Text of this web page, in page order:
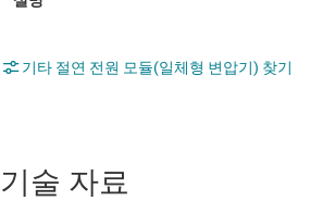
기타 절연 전원 모듈(일체형 변압기) 찾기
기술 자료